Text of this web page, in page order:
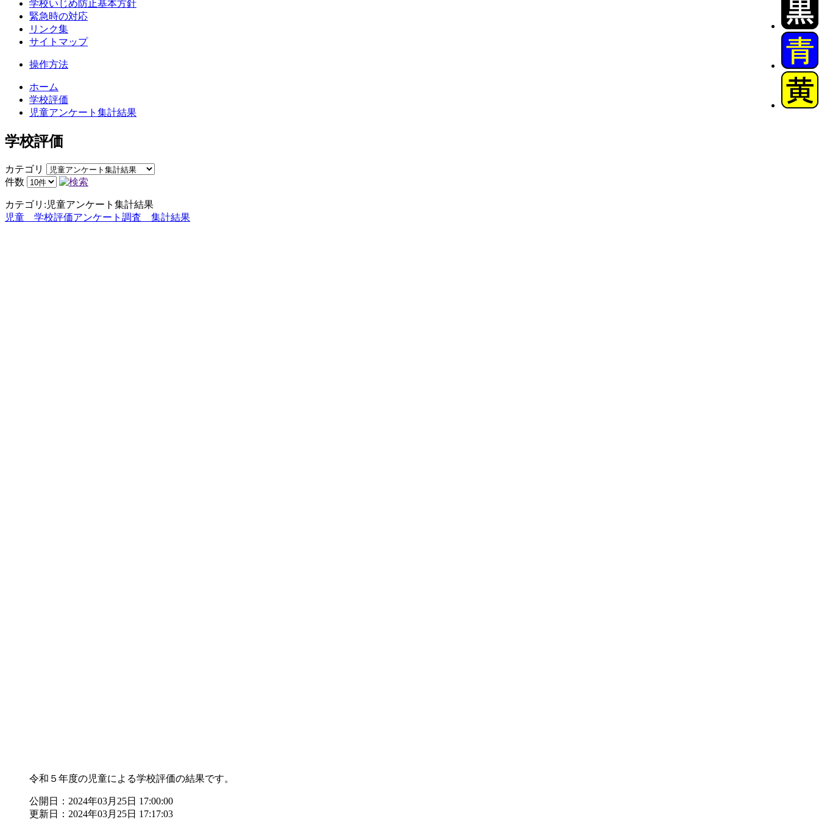
学校いじめ防止基本方針
緊急時の対応
リンク集
サイトマップ
操作方法
ホーム
学校評価
児童アンケート集計結果
学校評価
カテゴリ
件数
カテゴリ:児童アンケート集計結果
児童 学校評価アンケート調査 集計結果
令和５年度の児童による学校評価の結果です。
公開日：2024年03月25日 17:00:00
更新日：2024年03月25日 17:17:03